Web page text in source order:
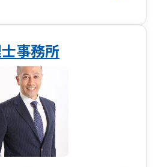
ド・コンサルティング
事務所